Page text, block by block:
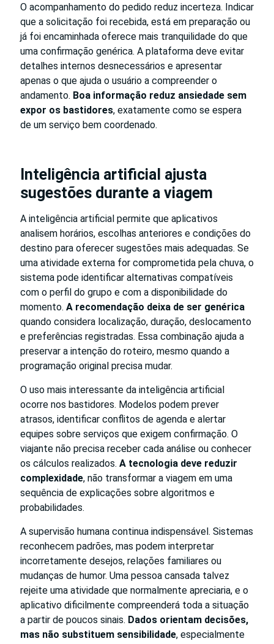
O acompanhamento do pedido reduz incerteza. Indicar
que a solicitação foi recebida, está em preparação ou
já foi encaminhada oferece mais tranquilidade do que
uma confirmação genérica. A plataforma deve evitar
detalhes internos desnecessários e apresentar
apenas o que ajuda o usuário a compreender o
andamento. Boa informação reduz ansiedade sem
expor os bastidores, exatamente como se espera
de um serviço bem coordenado.
Inteligência artificial ajusta
sugestões durante a viagem
A inteligência artificial permite que aplicativos
analisem horários, escolhas anteriores e condições do
destino para oferecer sugestões mais adequadas. Se
uma atividade externa for comprometida pela chuva, o
sistema pode identificar alternativas compatíveis
com o perfil do grupo e com a disponibilidade do
momento. A recomendação deixa de ser genérica
quando considera localização, duração, deslocamento
e preferências registradas. Essa combinação ajuda a
preservar a intenção do roteiro, mesmo quando a
programação original precisa mudar.
O uso mais interessante da inteligência artificial
ocorre nos bastidores. Modelos podem prever
atrasos, identificar conflitos de agenda e alertar
equipes sobre serviços que exigem confirmação. O
viajante não precisa receber cada análise ou conhecer
os cálculos realizados. A tecnologia deve reduzir
complexidade, não transformar a viagem em uma
sequência de explicações sobre algoritmos e
probabilidades.
A supervisão humana continua indispensável. Sistemas
reconhecem padrões, mas podem interpretar
incorretamente desejos, relações familiares ou
mudanças de humor. Uma pessoa cansada talvez
rejeite uma atividade que normalmente apreciaria, e o
aplicativo dificilmente compreenderá toda a situação
a partir de poucos sinais. Dados orientam decisões,
mas não substituem sensibilidade, especialmente